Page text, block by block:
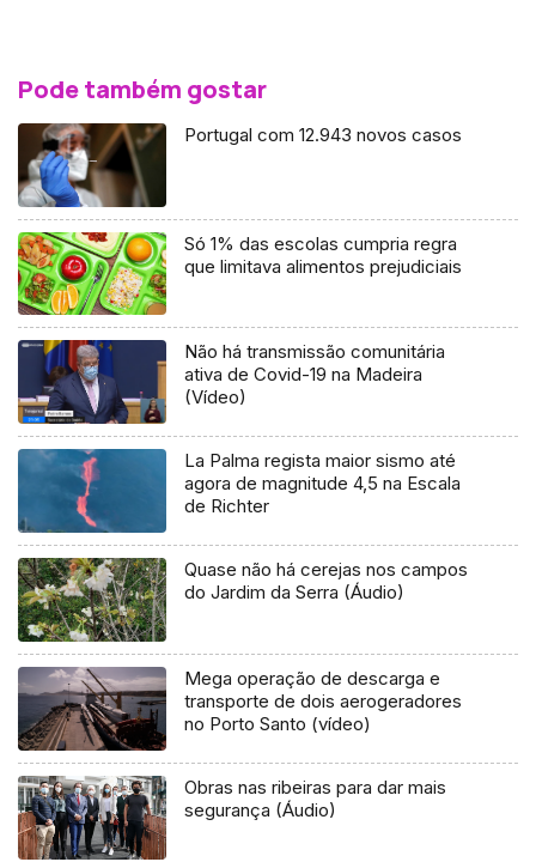
Pode também gostar
Portugal com 12.943 novos casos
Só 1% das escolas cumpria regra
que limitava alimentos prejudiciais
Não há transmissão comunitária
ativa de Covid-19 na Madeira
(Vídeo)
La Palma regista maior sismo até
agora de magnitude 4,5 na Escala
de Richter
Quase não há cerejas nos campos
do Jardim da Serra (Áudio)
Mega operação de descarga e
transporte de dois aerogeradores
no Porto Santo (vídeo)
Obras nas ribeiras para dar mais
segurança (Áudio)